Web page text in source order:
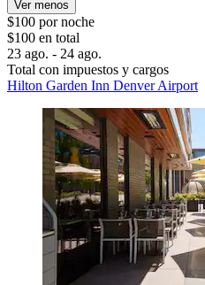
Ver menos
$100 por noche
$100 en total
23 ago. - 24 ago.
Total con impuestos y cargos
Hilton Garden Inn Denver Airport